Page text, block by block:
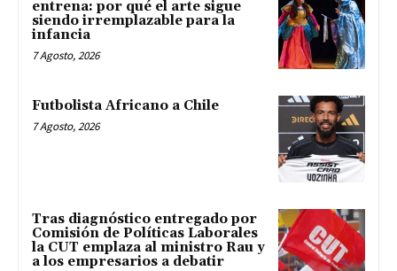
entrena: por qué el arte sigue
siendo irremplazable para la
infancia
7 Agosto, 2026
Futbolista Africano a Chile
7 Agosto, 2026
Tras diagnóstico entregado por
Comisión de Políticas Laborales
la CUT emplaza al ministro Rau y
a los empresarios a debatir